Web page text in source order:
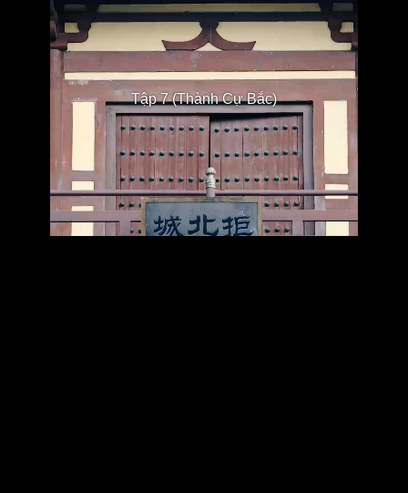
Tập 7 (Thành Cự Bắc)